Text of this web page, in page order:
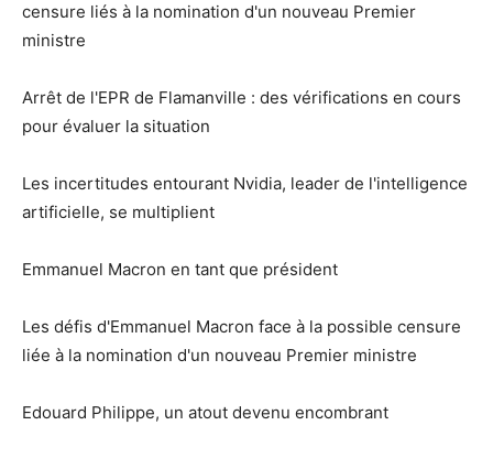
censure liés à la nomination d'un nouveau Premier
ministre
Arrêt de l'EPR de Flamanville : des vérifications en cours
pour évaluer la situation
Les incertitudes entourant Nvidia, leader de l'intelligence
artificielle, se multiplient
Emmanuel Macron en tant que président
Les défis d'Emmanuel Macron face à la possible censure
liée à la nomination d'un nouveau Premier ministre
Edouard Philippe, un atout devenu encombrant